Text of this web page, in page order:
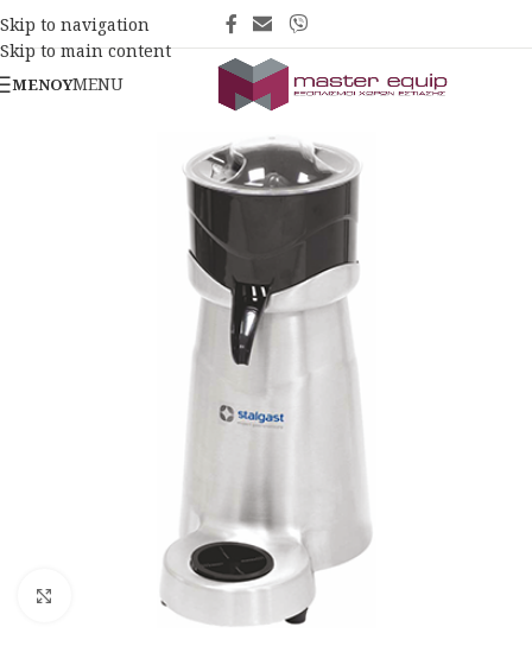
Skip to navigation
Skip to main content
ΜΕΝΟΎMENU
Κλικ για μεγέθυνση